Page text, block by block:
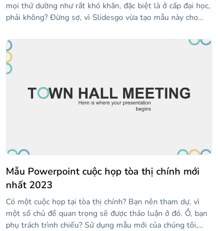
mọi thứ dường như rất khó khăn, đặc biệt là ở cấp đại học,
phải không? Đừng sợ, vì Slidesgo vừa tạo mẫu này cho
pastel tươi sáng và nhiều hình minh họa giống như hình
vẽ nguệch ngoạc — một nét thú vị luôn được chào đón!
Tất cả các bố cục đều chứa các mảnh giấy hoặc ghi chú
dính, nơi bạn có thể viết bất cứ điều gì bạn cần nhớ. Sự
kết hợp tuyệt vời này sẽ khiến bạn lưu giữ thông tin đó
trong một thời gian dài!
Mẫu Powerpoint cuộc họp tòa thị chính mới
nhất 2023
Có một cuộc họp tại tòa thị chính? Bạn nên tham dự, vì
một số chủ đề quan trọng sẽ được thảo luận ở đó. Ồ, bạn
phụ trách trình chiếu? Sử dụng mẫu mới của chúng tôi,